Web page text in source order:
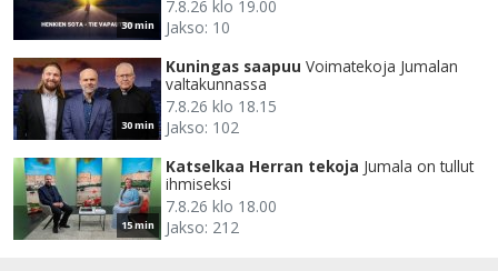
30 min
7.8.26 klo 19.00
Jakso: 10
30 min
Kuningas saapuu Voimatekoja Jumalan
valtakunnassa
7.8.26 klo 18.15
Jakso: 102
15 min
Katselkaa Herran tekoja Jumala on tullut
ihmiseksi
7.8.26 klo 18.00
Jakso: 212